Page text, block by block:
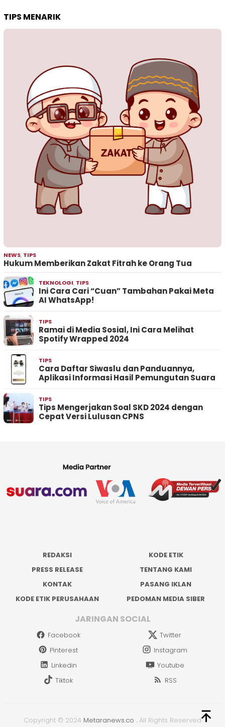
TIPS MENARIK
NEWS, TIPS
Hukum Memberikan Zakat Fitrah ke Orang Tua
TEKNOLOGI, TIPS
Ini Cara Cari “Cuan” Tambahan Pakai Meta
AI WhatsApp!
TIPS
Ramai di Media Sosial, Ini Cara Melihat
Spotify Wrapped 2024
TIPS
Cara Daftar Siwaslu dan Panduannya,
Aplikasi Informasi Hasil Pemungutan Suara
TIPS
Tips Mengerjakan Soal SKD 2024 dengan
Cepat Versi Lulusan CPNS
REDAKSI
KODE ETIK
PRESS RELEASE
TENTANG KAMI
KONTAK
PASANG IKLAN
KODE ETIK PERUSAHAAN
PEDOMAN MEDIA SIBER
JARINGAN SOCIAL
Facebook
Twitter
Pinterest
Instagram
Linkedin
Youtube
Tiktok
RSS
Copyright © 2024 Metaranews.co . All Rights Reserved